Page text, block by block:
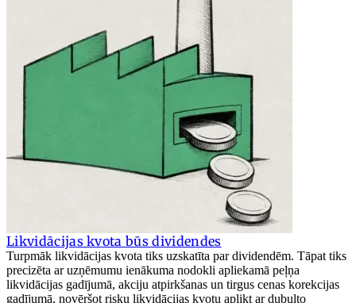
Likvidācijas kvota būs dividendes
Turpmāk likvidācijas kvota tiks uzskatīta par dividendēm. Tāpat tiks
precizēta ar uzņēmumu ienākuma nodokli apliekamā peļņa
likvidācijas gadījumā, akciju atpirkšanas un tirgus cenas korekcijas
gadījumā, novēršot risku likvidācijas kvotu aplikt ar dubulto